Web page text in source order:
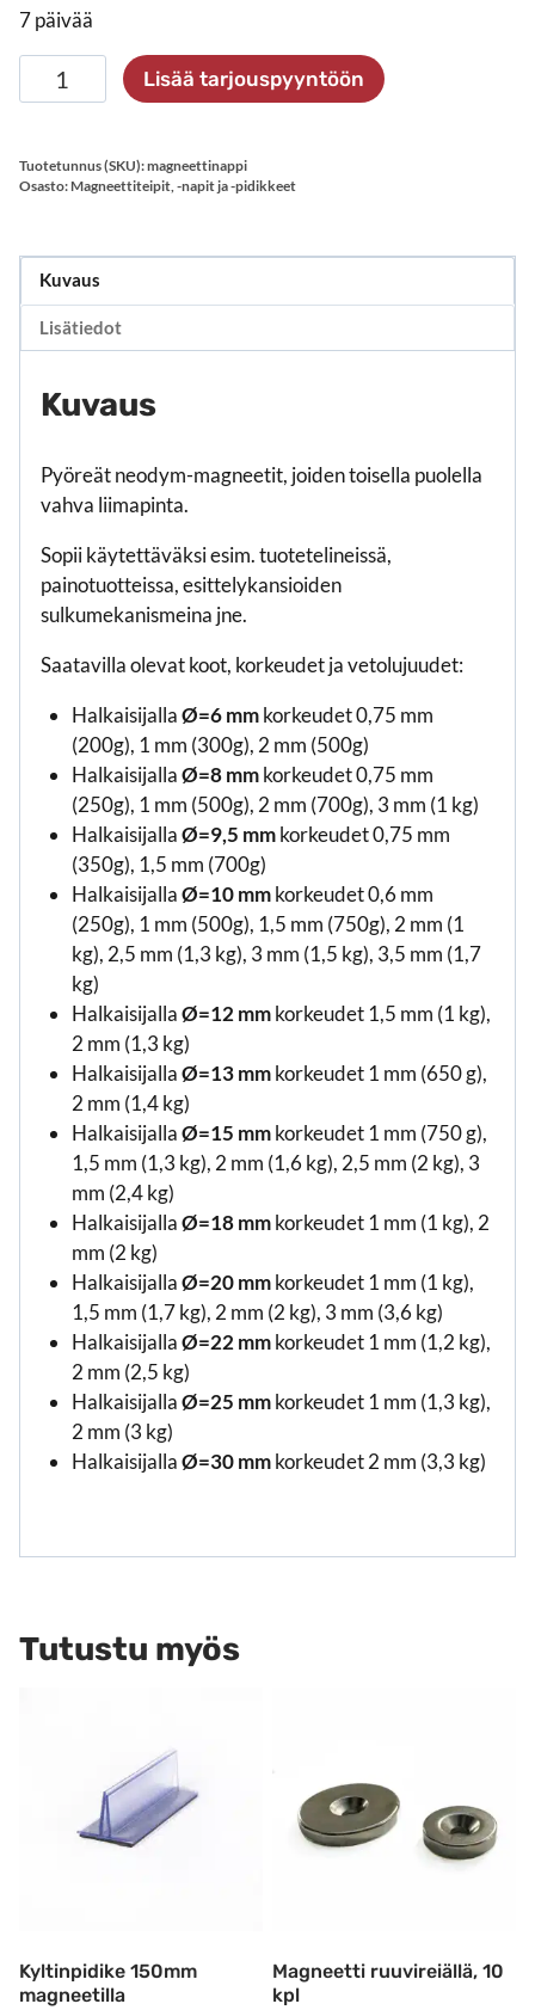
7 päivää
Pyöreät
magneettinapit
määrä
Lisää tarjouspyyntöön
Tuotetunnus (SKU):magneettinappi
Osasto: Magneettiteipit, -napit ja -pidikkeet
Kuvaus
Lisätiedot
Kuvaus
Pyöreät neodym-magneetit, joiden toisella puolella
vahva liimapinta.
Sopii käytettäväksi esim. tuotetelineissä,
painotuotteissa, esittelykansioiden
sulkumekanismeina jne.
Saatavilla olevat koot, korkeudet ja vetolujuudet:
HalkaisijallaØ=6 mmkorkeudet 0,75 mm
(200g), 1 mm (300g), 2 mm (500g)
HalkaisijallaØ=8 mmkorkeudet 0,75 mm
(250g), 1 mm (500g), 2 mm (700g), 3 mm (1 kg)
HalkaisijallaØ=9,5 mmkorkeudet 0,75 mm
(350g), 1,5 mm (700g)
HalkaisijallaØ=10 mmkorkeudet 0,6 mm
(250g), 1 mm (500g), 1,5 mm (750g), 2 mm (1
kg), 2,5 mm (1,3 kg), 3 mm (1,5 kg), 3,5 mm (1,7
kg)
HalkaisijallaØ=12 mmkorkeudet 1,5 mm (1 kg),
2 mm (1,3 kg)
HalkaisijallaØ=13 mmkorkeudet 1 mm (650 g),
2 mm (1,4 kg)
HalkaisijallaØ=15 mmkorkeudet 1 mm (750 g),
1,5 mm (1,3 kg), 2 mm (1,6 kg), 2,5 mm (2 kg), 3
mm (2,4 kg)
HalkaisijallaØ=18 mmkorkeudet 1 mm (1 kg), 2
mm (2 kg)
HalkaisijallaØ=20 mmkorkeudet 1 mm (1 kg),
1,5 mm (1,7 kg), 2 mm (2 kg), 3 mm (3,6 kg)
HalkaisijallaØ=22 mmkorkeudet 1 mm (1,2 kg),
2 mm (2,5 kg)
HalkaisijallaØ=25 mmkorkeudet 1 mm (1,3 kg),
2 mm (3 kg)
HalkaisijallaØ=30 mmkorkeudet 2 mm (3,3 kg)
Tutustu myös
Kyltinpidike 150mm
magneetilla
Magneetti ruuvireiällä, 10
kpl